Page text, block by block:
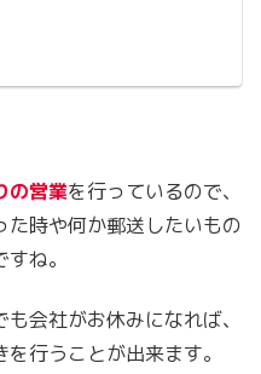
の営業を行っているので、
時や何か郵送したいもの
ね。
会社がお休みになれば、
行うことが出来ます。